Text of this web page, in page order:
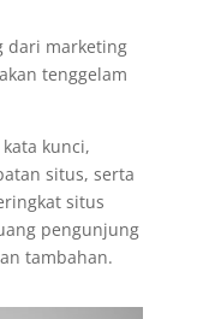
dari marketing
tenggelam
kunci,
situs, serta
situs
pengunjung
tambahan.